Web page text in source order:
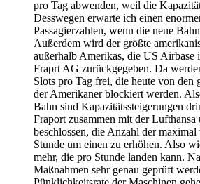
pro Tag abwenden, weil die
Desswegen erwarte ich einen
Passagierzahlen, wenn die neue
Außerdem wird der größte
außerhalb Amerikas, die US Airbase
Fraprt AG zurückgegeben. Da
Slots pro Tag frei, die heute von den
der Amerikaner blockiert werden.
Bahn sind Kapazitätssteigerungen
Fraport zusammen mit der
beschlossen, die Anzahl der
Stunde um einen zu erhöhen. Also
mehr, die pro Stunde landen kann.
Maßnahmen sehr genau geprüft